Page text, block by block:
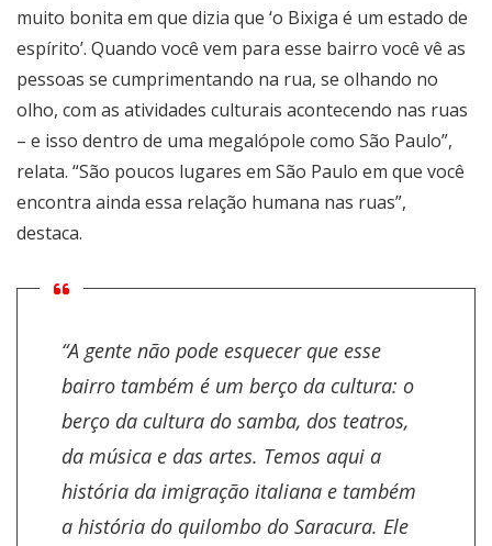
muito bonita em que dizia que ‘o Bixiga é um estado de
espírito’. Quando você vem para esse bairro você vê as
pessoas se cumprimentando na rua, se olhando no
olho, com as atividades culturais acontecendo nas ruas
– e isso dentro de uma megalópole como São Paulo”,
relata. “São poucos lugares em São Paulo em que você
encontra ainda essa relação humana nas ruas”,
destaca.
“A gente não pode esquecer que esse
bairro também é um berço da cultura: o
berço da cultura do samba, dos teatros,
da música e das artes. Temos aqui a
história da imigração italiana e também
a história do quilombo do Saracura. Ele